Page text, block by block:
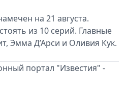
на 21 августа.
из 10 серий. Главные
Эмма Д’Арси и Оливия Кук.
портал "Известия" -